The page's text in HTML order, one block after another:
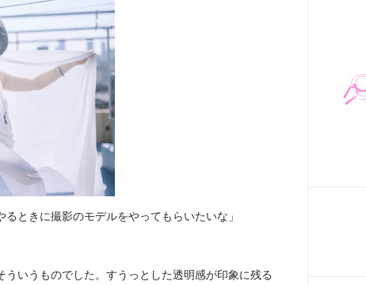
ときに撮影のモデルをやってもらいたいな」
いうものでした。すうっとした透明感が印象に残る